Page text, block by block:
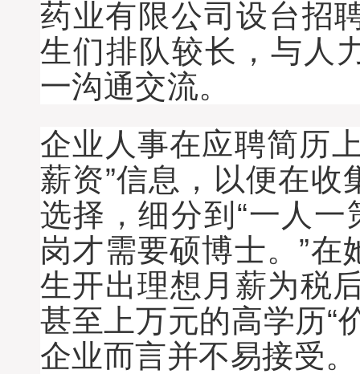
药业有限公司设台招
生们排队较长，与人
一沟通交流。
企业人事在应聘简历
薪资”信息，以便在
选择，细分到“一人一
岗才需要硕博士。”
生开出理想月薪为税
甚至上万元的高学历“
企业而言并不易接受。